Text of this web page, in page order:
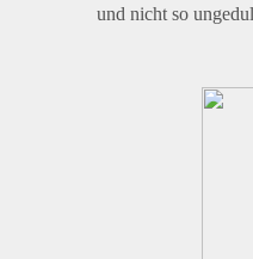
und nicht so